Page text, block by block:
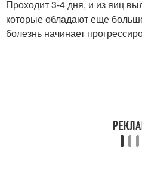
Проходит 3-4 дня, и из яиц
которые обладают еще
болезнь начинает